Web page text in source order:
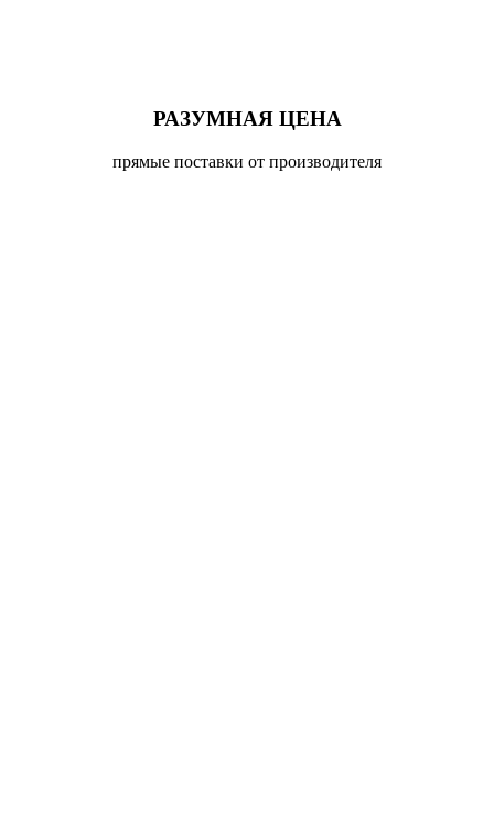
РАЗУМНАЯ ЦЕНА
прямые поставки от производителя